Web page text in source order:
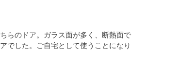
らのドア。ガラス面が多く、断熱面で
でした。ご自宅として使うことになり